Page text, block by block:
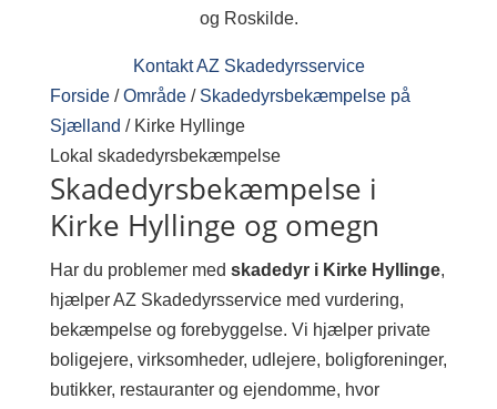
og Roskilde.
Kontakt AZ Skadedyrsservice
Forside / Område / Skadedyrsbekæmpelse på
Sjælland / Kirke Hyllinge
Lokal skadedyrsbekæmpelse
Skadedyrsbekæmpelse i
Kirke Hyllinge og omegn
Har du problemer med skadedyr i Kirke Hyllinge,
hjælper AZ Skadedyrsservice med vurdering,
bekæmpelse og forebyggelse. Vi hjælper private
boligejere, virksomheder, udlejere, boligforeninger,
butikker, restauranter og ejendomme, hvor